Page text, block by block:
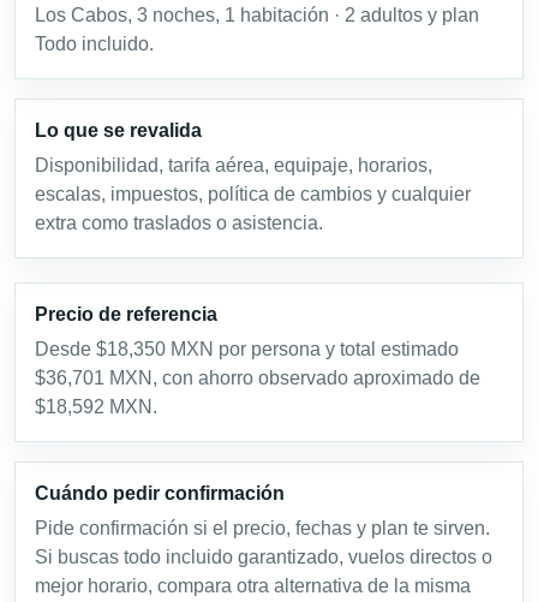
Los Cabos, 3 noches, 1 habitación · 2 adultos y plan
Todo incluido.
Lo que se revalida
Disponibilidad, tarifa aérea, equipaje, horarios,
escalas, impuestos, política de cambios y cualquier
extra como traslados o asistencia.
Precio de referencia
Desde $18,350 MXN por persona y total estimado
$36,701 MXN, con ahorro observado aproximado de
$18,592 MXN.
Cuándo pedir confirmación
Pide confirmación si el precio, fechas y plan te sirven.
Si buscas todo incluido garantizado, vuelos directos o
mejor horario, compara otra alternativa de la misma